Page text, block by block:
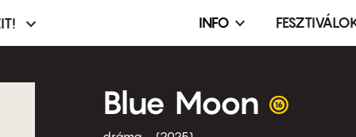
Infó,
terembérlés
menü
INFO
Blue Moon